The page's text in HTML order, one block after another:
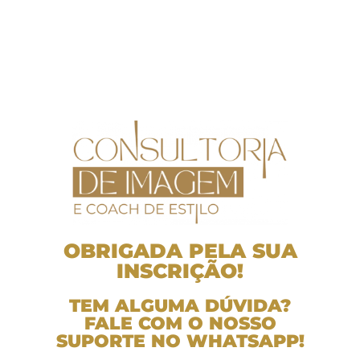
OBRIGADA PELA SUA
INSCRIÇÃO!
TEM ALGUMA DÚVIDA?
FALE COM O NOSSO
SUPORTE NO WHATSAPP!